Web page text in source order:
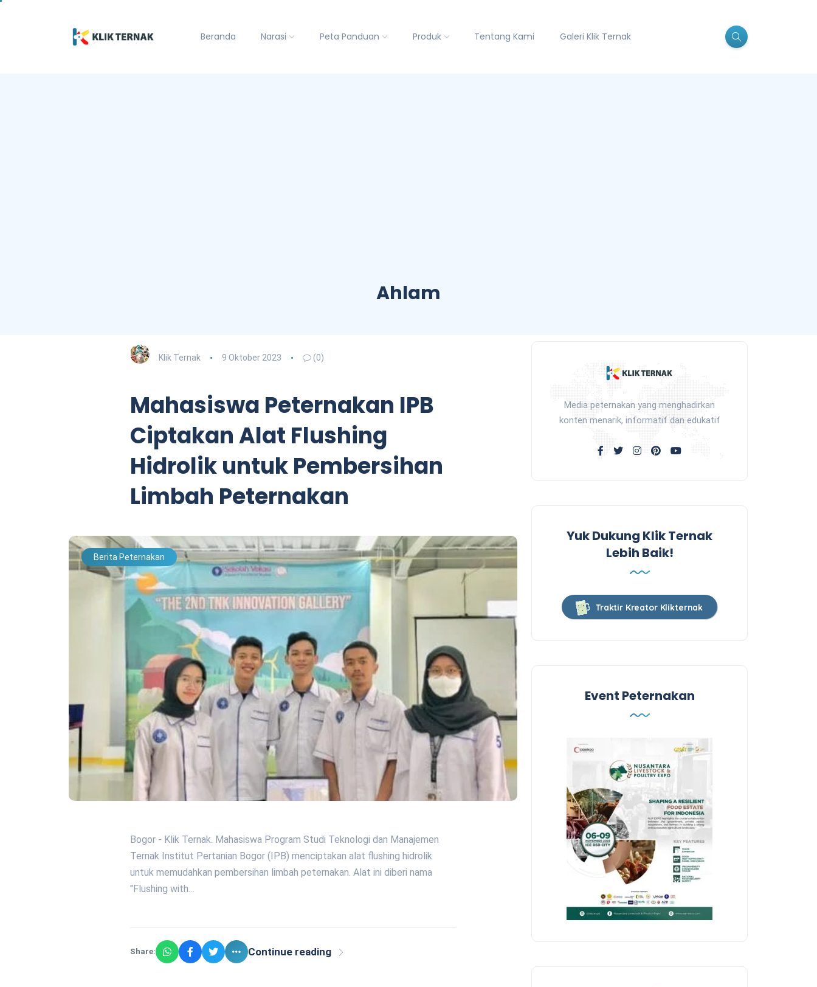
Beranda Narasi Peta Panduan Produk Tentang Kami Galeri Klik Ternak
Ahlam
Klik Ternak 9 Oktober 2023 (0)
Mahasiswa Peternakan IPB
Ciptakan Alat Flushing
Hidrolik untuk Pembersihan
Limbah Peternakan
Berita Peternakan
Bogor - Klik Ternak. Mahasiswa Program Studi Teknologi dan Manajemen
Ternak Institut Pertanian Bogor (IPB) menciptakan alat flushing hidrolik
untuk memudahkan pembersihan limbah peternakan. Alat ini diberi nama
"Flushing with…
Share: Continue reading
Media peternakan yang menghadirkan
konten menarik, informatif dan edukatif
Yuk Dukung Klik Ternak
Lebih Baik!
Traktir Kreator Klikternak
Event Peternakan